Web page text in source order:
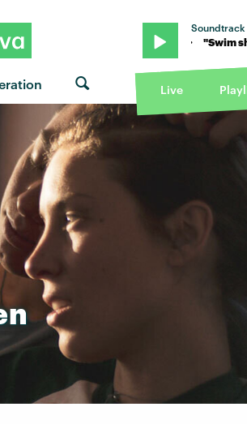
Soundtrack
von kids don't smoke · "Swim shirt" von
Live